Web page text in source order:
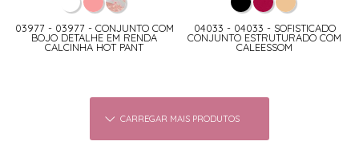
03977 - 03977 - CONJUNTO COM
BOJO DETALHE EM RENDA
CALCINHA HOT PANT
04033 - 04033 - SOFISTICADO
CONJUNTO ESTRUTURADO COM
CALEESSOM
CARREGAR MAIS PRODUTOS